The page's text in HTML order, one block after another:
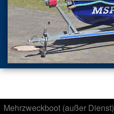
Mehrzweckboot (außer Dienst)